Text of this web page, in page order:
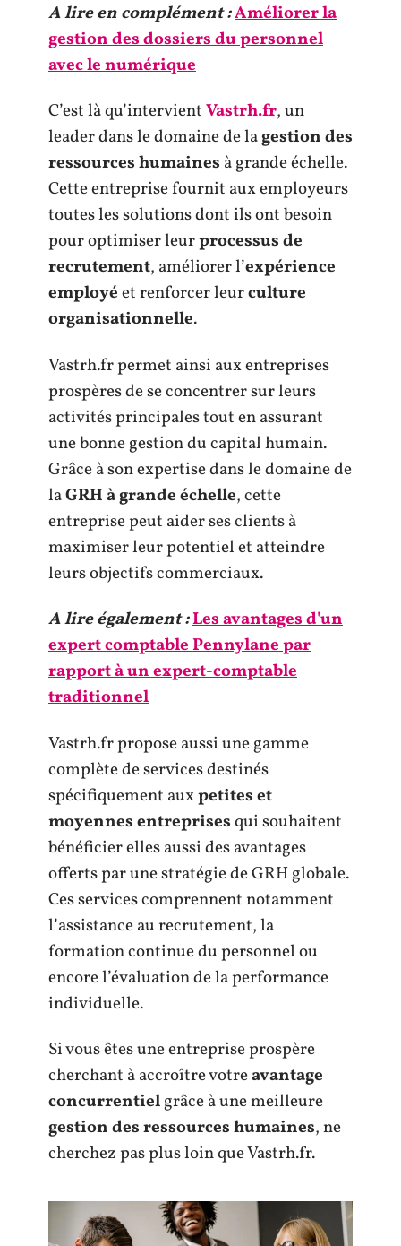
A lire en complément :Améliorer la
gestion des dossiers du personnel
avec le numérique
C’est là qu’intervientVastrh.fr, un
leader dans le domaine de lagestion des
ressources humaines à grande échelle.
Cette entreprise fournit aux employeurs
toutes les solutions dont ils ont besoin
pour optimiser leurprocessus de
recrutement, améliorer l’expérience
employéet renforcer leurculture
organisationnelle.
Vastrh.fr permet ainsi aux entreprises
prospères de se concentrer sur leurs
activités principales tout en assurant
une bonne gestion du capital humain.
Grâce à son expertise dans le domaine de
laGRH à grande échelle, cette
entreprise peut aider ses clients à
maximiser leur potentiel et atteindre
leurs objectifs commerciaux.
A lire également :Les avantages d'un
expert comptable Pennylane par
rapport à un expert-comptable
traditionnel
Vastrh.fr propose aussi une gamme
complète de services destinés
spécifiquement auxpetites et
moyennes entreprisesqui souhaitent
bénéficier elles aussi des avantages
offerts par une stratégie de GRH globale.
Ces services comprennent notamment
l’assistance au recrutement, la
formation continue du personnel ou
encore l’évaluation de la performance
individuelle.
Si vous êtes une entreprise prospère
cherchant à accroître votreavantage
concurrentielgrâce à une meilleure
gestion des ressources humaines, ne
cherchez pas plus loin que Vastrh.fr.